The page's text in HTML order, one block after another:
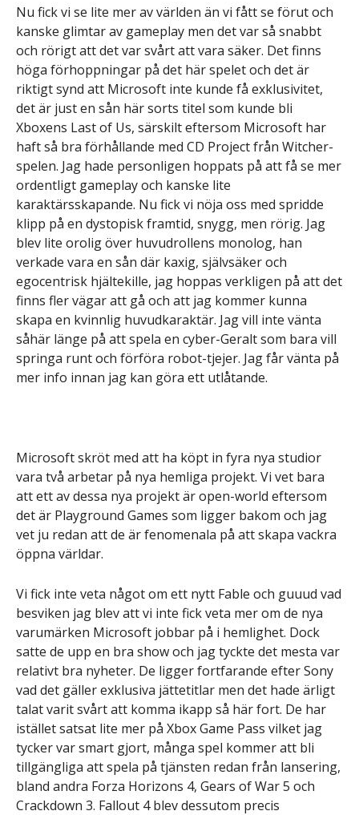
Nu fick vi se lite mer av världen än vi fått se förut och
kanske glimtar av gameplay men det var så snabbt
och rörigt att det var svårt att vara säker. Det finns
höga förhoppningar på det här spelet och det är
riktigt synd att Microsoft inte kunde få exklusivitet,
det är just en sån här sorts titel som kunde bli
Xboxens Last of Us, särskilt eftersom Microsoft har
haft så bra förhållande med CD Project från Witcher-
spelen. Jag hade personligen hoppats på att få se mer
ordentligt gameplay och kanske lite
karaktärsskapande. Nu fick vi nöja oss med spridde
klipp på en dystopisk framtid, snygg, men rörig. Jag
blev lite orolig över huvudrollens monolog, han
verkade vara en sån där kaxig, självsäker och
egocentrisk hjältekille, jag hoppas verkligen på att det
finns fler vägar att gå och att jag kommer kunna
skapa en kvinnlig huvudkaraktär. Jag vill inte vänta
såhär länge på att spela en cyber-Geralt som bara vill
springa runt och förföra robot-tjejer. Jag får vänta på
mer info innan jag kan göra ett utlåtande.
Microsoft skröt med att ha köpt in fyra nya studior
vara två arbetar på nya hemliga projekt. Vi vet bara
att ett av dessa nya projekt är open-world eftersom
det är Playground Games som ligger bakom och jag
vet ju redan att de är fenomenala på att skapa vackra
öppna världar.
Vi fick inte veta något om ett nytt Fable och guuud vad
besviken jag blev att vi inte fick veta mer om de nya
varumärken Microsoft jobbar på i hemlighet. Dock
satte de upp en bra show och jag tyckte det mesta var
relativt bra nyheter. De ligger fortfarande efter Sony
vad det gäller exklusiva jättetitlar men det hade ärligt
talat varit svårt att komma ikapp så här fort. De har
istället satsat lite mer på Xbox Game Pass vilket jag
tycker var smart gjort, många spel kommer att bli
tillgängliga att spela på tjänsten redan från lansering,
bland andra Forza Horizons 4, Gears of War 5 och
Crackdown 3. Fallout 4 blev dessutom precis